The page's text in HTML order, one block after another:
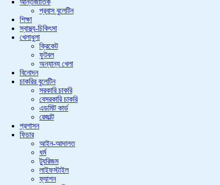
আন্তর্জাতিক
প্রবাস বুলেটিন
শিক্ষা
স্বাস্থ্য-চিকিৎসা
খেলাধুলা
ক্রিকেট
ফুটবল
অন্যান্য খেলা
বিনোদন
চাকরির বুলেটিন
সরকারি চাকরি
বেসরকারি চাকরি
এডমিট কার্ড
রেজাল্ট
প্রশাসন
ফিচার
আইন-আদালত
ধর্ম
ট্যুরিজম
লাইফস্টাইল
ফ্যাশন